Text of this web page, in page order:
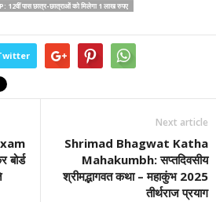
पास छात्र-छात्राओं को मिलेगा 1 लाख रुपए
Next article
Shrimad Bhagwat Katha
Mahakumbh: सप्तदिवसीय
श्रीमद्भागवत कथा – महाकुंभ 2025
तीर्थराज प्रयाग